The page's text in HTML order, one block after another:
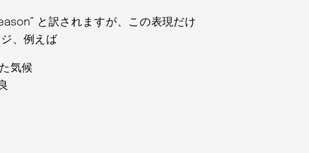
と訳されますが、この表現だけ
、例えば
気候